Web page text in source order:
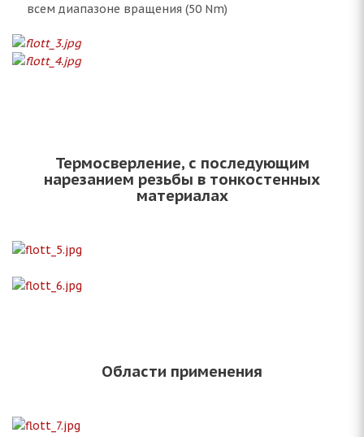
всем диапазоне вращения (50 Nm)
Термосверление, с последующим
нарезанием резьбы в тонкостенных
материалах
Области применения